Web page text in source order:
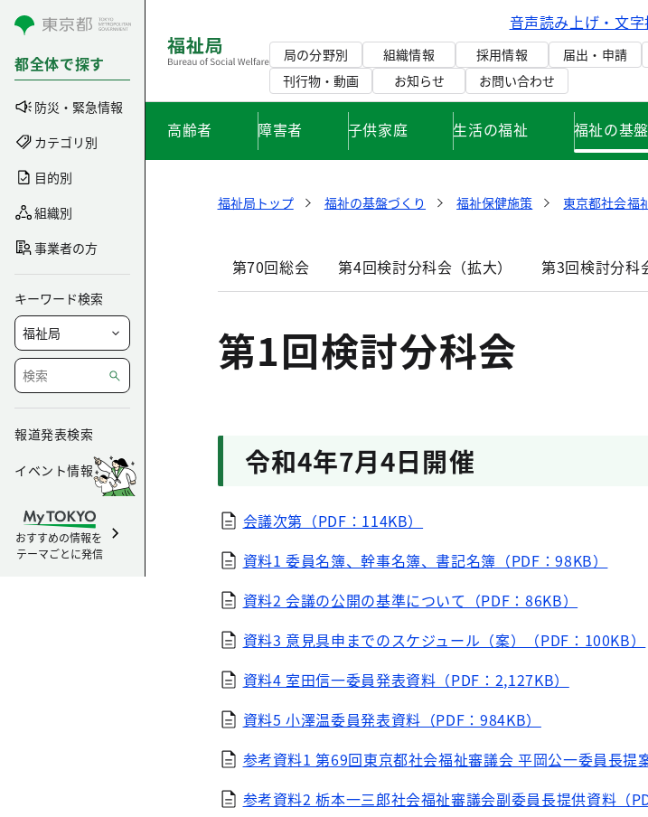
コンテンツにスキップ
都全体で探す
防災・緊急情報
カテゴリ別
目的別
組織別
事業者の方
キーワード検索
報道発表検索
イベント情報
おすすめの情報を
テーマごとに発信
音声読み上げ・文
局の分野別 組織情報 採用情報 届出・申請
刊行物・動画
お知らせ お問い合わせ
高齢者 障害者 子供家庭 生活の福祉 福祉の基
福祉局トップ 福祉の基盤づくり 福祉保健施策 東京都社会福
第70回総会 第4回検討分科会（拡大） 第3回検討分科
第1回検討分科会
令和4年7月4日開催
会議次第（PDF：114KB）
資料1 委員名簿、幹事名簿、書記名簿（PDF：98KB）
資料2 会議の公開の基準について（PDF：86KB）
資料3 意見具申までのスケジュール（案）（PDF：100KB）
資料4 室田信一委員発表資料（PDF：2,127KB）
資料5 小澤温委員発表資料（PDF：984KB）
参考資料1 第69回東京都社会福祉審議会 平岡公一委員長提
参考資料2 栃本一三郎社会福祉審議会副委員長提供資料（